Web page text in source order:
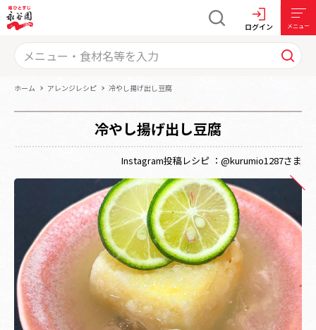
ログイン メニュー
ホーム アレンジレシピ 冷やし揚げ出し豆腐
冷やし揚げ出し豆腐
Instagram投稿レシピ ：@kurumio1287さま